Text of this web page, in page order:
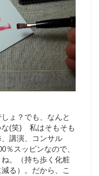
ょ？でも、なんと
な(笑) 私はそもそも
講演、コンサル
％スッピンなので、
。（持ち歩く化粧
る）。だから、こ